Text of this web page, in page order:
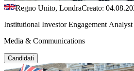
Regno Unito, LondraCreato:
Institutional Investor Engagement
Media & Communications
Candidati